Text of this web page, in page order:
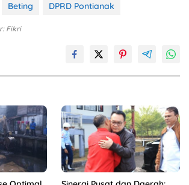
Beting DPRD Pontianak
Fikri